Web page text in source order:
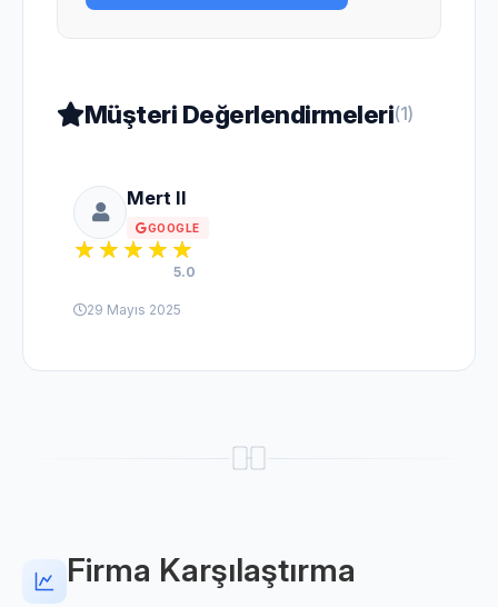
Müşteri Değerlendirmeleri(1)
Mert II
GOOGLE
5.0
29 Mayıs 2025
Firma Karşılaştırma